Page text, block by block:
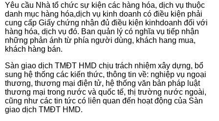
Yêu cầu Nhà tổ chức sự kiện các hàng hóa, dịch vụ thuộc
danh mục hàng hóa,dịch vụ kinh doanh có điều kiện phải
cung cấp Giấy chứng nhận đủ điều kiện kinhdoanh đối với
hàng hóa, dịch vụ đó. Ban quản lý có nghĩa vụ tiếp nhận
những phản ánh từ phía người dùng, khách hang mua,
khách hàng bán.
Sàn giao dịch TMĐT HMD chịu trách nhiệm xây dựng, bổ
sung hệ thống các kiến thức, thông tin về: nghiệp vụ ngoại
thương, thương mại điện tử, hệ thống văn bản pháp luật
thương mại trong nước và quốc tế, thị trường nước ngoài,
cũng như các tin tức có liên quan đến hoạt động của Sàn
giao dịch TMĐT HMD.